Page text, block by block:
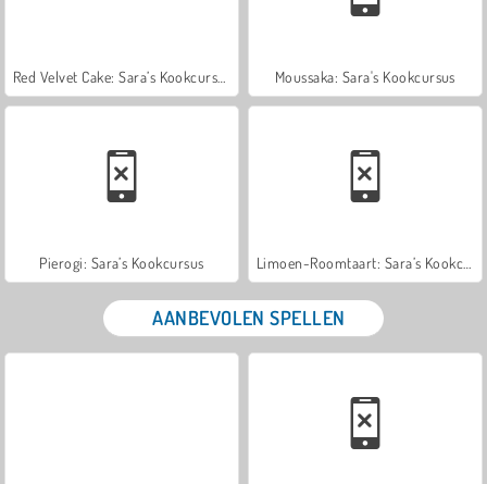
Moussaka: Sara's Kookcursus
Pierogi: Sara’s Kookcursus
AANBEVOLEN SPELLEN